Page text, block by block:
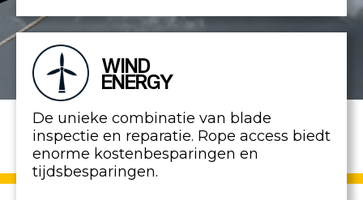
WIND
ENERGY
De unieke combinatie van blade
inspectie en reparatie. Rope access biedt
enorme kostenbesparingen en
tijdsbesparingen.